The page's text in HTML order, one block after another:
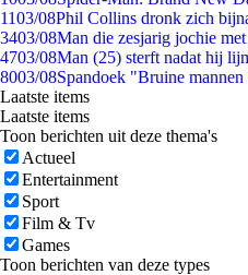
1103/08Phil Collins dronk zich
3403/08Man die zesjarig jochie
4703/08Man (25) sterft nadat hij
8003/08Spandoek "Bruine
Laatste items
Laatste items
Toon berichten uit deze thema's
Actueel
Entertainment
Sport
Film & Tv
Games
Toon berichten van deze types